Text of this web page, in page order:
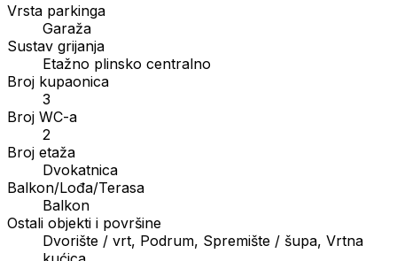
Vrsta parkinga
Garaža
Sustav grijanja
Etažno plinsko centralno
Broj kupaonica
3
Broj WC-a
2
Broj etaža
Dvokatnica
Balkon/Lođa/Terasa
Balkon
Ostali objekti i površine
Dvorište / vrt, Podrum, Spremište / šupa, Vrtna